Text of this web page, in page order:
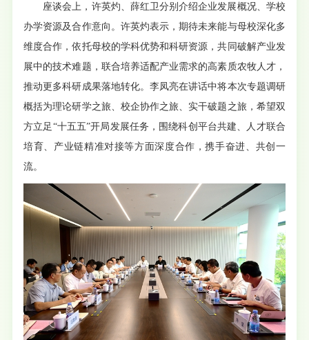
座谈会上，许英灼、薛红卫分别介绍企业发展概况、学校
办学资源及合作意向。许英灼表示，期待未来能与母校深化多
维度合作，依托母校的学科优势和科研资源，共同破解产业发
展中的技术难题，联合培养适配产业需求的高素质农牧人才，
推动更多科研成果落地转化。李凤亮在讲话中将本次专题调研
概括为理论研学之旅、校企协作之旅、实干破题之旅，希望双
方立足“十五五”开局发展任务，围绕科创平台共建、人才联合
培育、产业链精准对接等方面深度合作，携手奋进、共创一
流。